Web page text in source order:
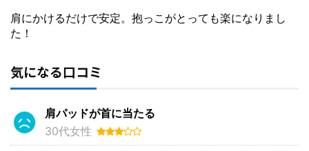
肩にかけるだけで安定。抱っこがとっても楽になりまし
た！
気になる口コミ
肩パッドが首に当たる
30代女性